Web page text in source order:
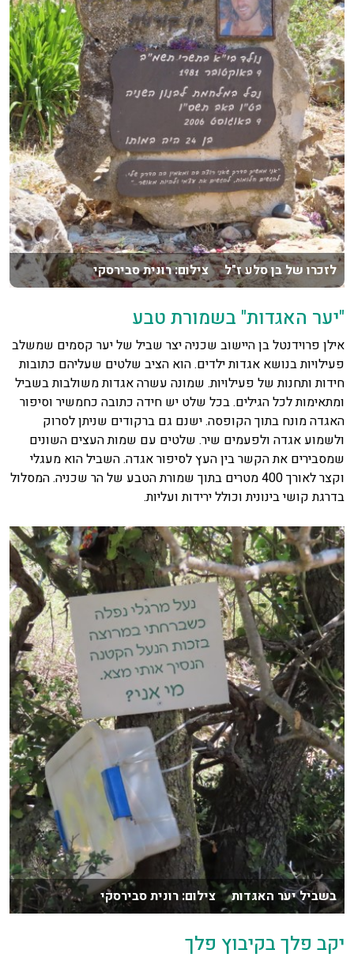
לזכרו של בן סלע ז"ל צילום: רונית סבירסקי
"יער האגדות" בשמורת טבע
אילן פרוידנטל בן היישוב שכניה יצר שביל של יער קסמים שמשלב
פעילויות בנושא אגדות ילדים. הוא הציב שלטים שעליהם כתובות
חידות ותחנות של פעילויות. שמונה עשרה אגדות משולבות בשביל
ומתאימות לכל הגילים. בכל שלט יש חידה כתובה כחמשיר וסיפור
האגדה מונח בתוך הקופסה. ישנם גם ברקודים שניתן לסרוק
ולשמוע אגדה ולפעמים שיר. שלטים עם שמות העצים השונים
שמסבירים את הקשר בין העץ לסיפור אגדה. השביל הוא מעגלי
וקצר לאורך 400 מטרים בתוך שמורת הטבע של הר שכניה. המסלול
בדרגת קושי בינונית וכולל ירידות ועליות.
בשביל יער האגדות צילום: רונית סבירסקי
יקב פלך בקיבוץ פלך